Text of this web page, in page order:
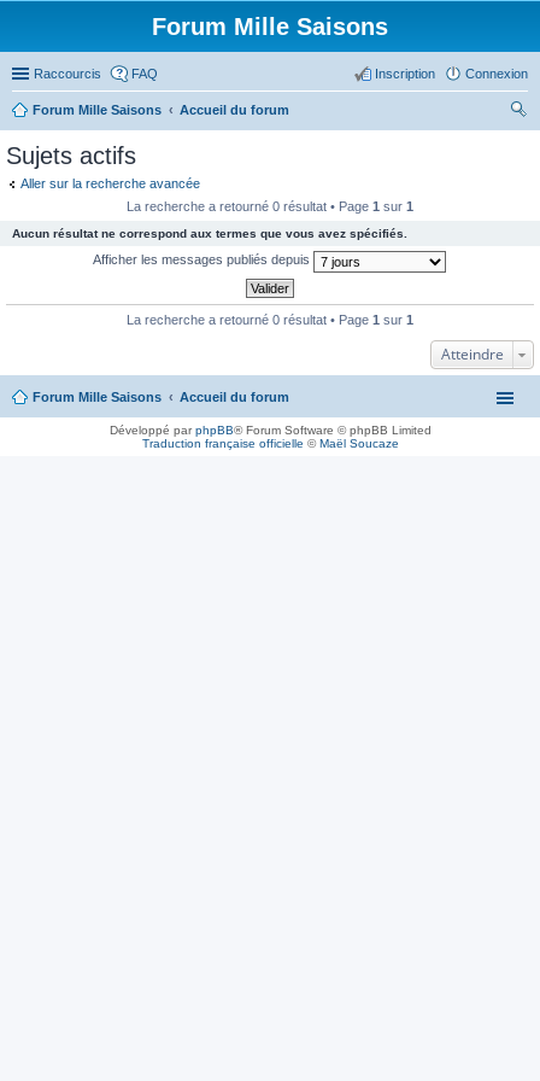
Forum Mille Saisons
Raccourcis FAQ Connexion
Inscription
Forum Mille Saisons
Accueil du forum
Sujets actifs
Aller sur la recherche avancée
La recherche a retourné 0 résultat • Page 1 sur 1
Aucun résultat ne correspond aux termes que vous avez spécifiés.
Afficher les messages publiés depuis
La recherche a retourné 0 résultat • Page 1 sur 1
Atteindre
Forum Mille Saisons Accueil du forum
Développé parphpBB® Forum Software © phpBB Limited
Traduction française officielle ©Maël Soucaze